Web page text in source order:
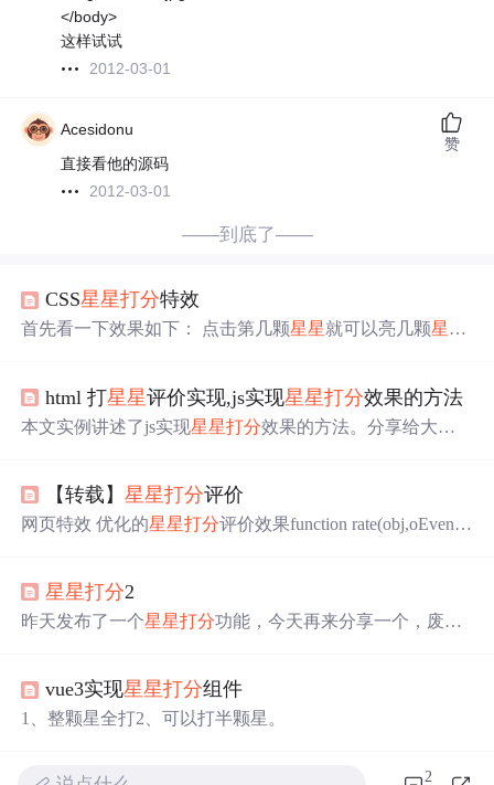
</body>
这样试试
2012-03-01
Acesidonu
直接看他的源码
2012-03-01
赞
——到底了——
CSS星星打分特效
首先看一下效果如下： 点击第几颗星星就可以亮几颗星星
="radio" id="b" name="xing"> <label for="b"></label> <input
type="r
html 打星星评价实现,js实现星星打分效果的方法
本文实例讲述了js实现星星打分效果的方法。分享给大家
详解1. 鼠标移上的时候星星点亮，下面的文字显示。鼠标
移出的时候星星为灰，下面文字不显示。2. 鼠标移到某个
300px; m...
【转载】星星打分评价
网页特效 优化的星星打分评价效果function rate(obj,oEvent)
ar target = e.target || e.srcE
星星打分2
昨天发布了一个星星打分功能，今天再来分享一个，废话
p-equiv="X-UA-Compatible" content="IE=Emu...
vue3实现星星打分组件
1、整颗星全打2、可以打半颗星。
2